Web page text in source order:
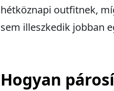
hétköznapi outfitnek,
sem illeszkedik jobban
Hogyan